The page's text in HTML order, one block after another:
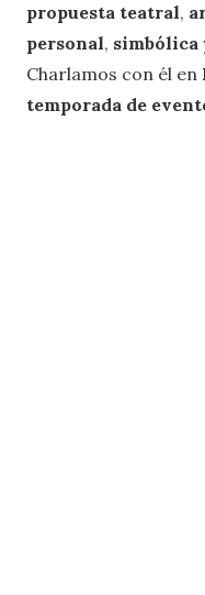
propuesta teatral,
personal, simbólica
Charlamos con él en
temporada de